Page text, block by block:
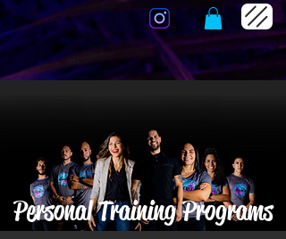
Personal Training Programs